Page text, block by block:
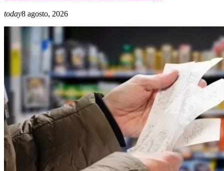
today8 agosto, 2026